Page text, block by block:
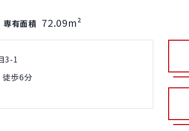
専有面積 72.09m²
3-1
徒歩6分